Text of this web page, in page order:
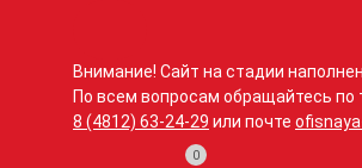
Внимание! Сайт на стадии
По всем вопросам обращайтесь по
8 (4812) 63-24-29 или почте
0